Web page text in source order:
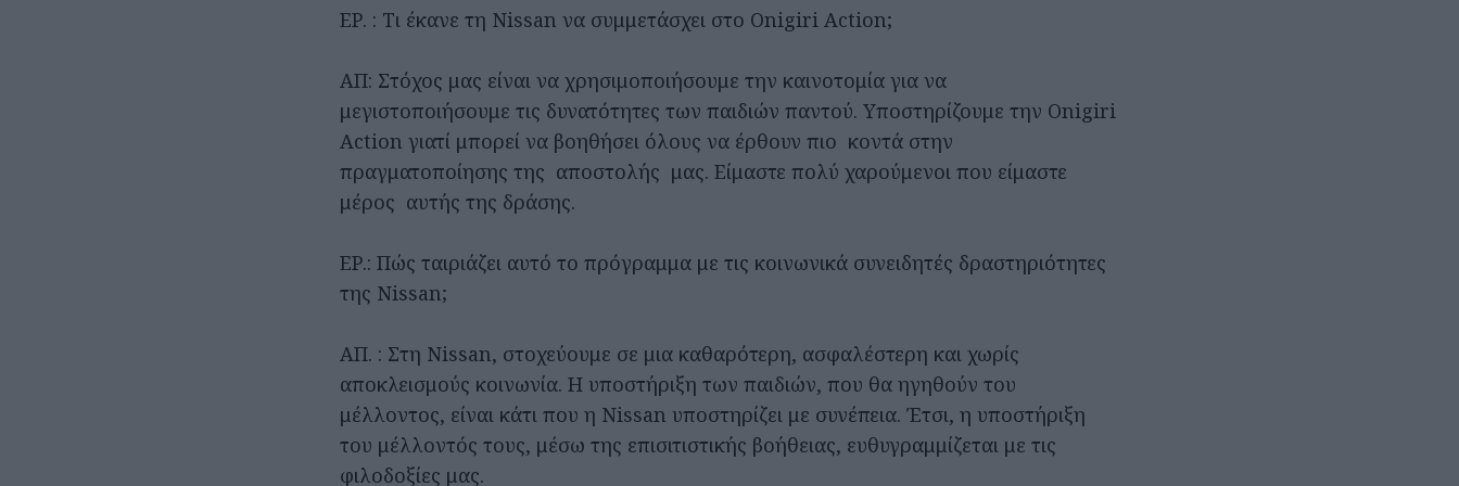
ΕΡ. : Τι έκανε τη Nissan να συμμετάσχει στο Onigiri Action;
ΑΠ: Στόχος μας είναι να χρησιμοποιήσουμε την καινοτομία για να
μεγιστοποιήσουμε τις δυνατότητες των παιδιών παντού. Υποστηρίζουμε την Onigiri
Action γιατί μπορεί να βοηθήσει όλους να έρθουν πιο κοντά στην
πραγματοποίησης της αποστολής μας. Είμαστε πολύ χαρούμενοι που είμαστε
μέρος αυτής της δράσης.
ΕΡ.: Πώς ταιριάζει αυτό το πρόγραμμα με τις κοινωνικά συνειδητές δραστηριότητες
της Nissan;
ΑΠ. : Στη Nissan, στοχεύουμε σε μια καθαρότερη, ασφαλέστερη και χωρίς
αποκλεισμούς κοινωνία. Η υποστήριξη των παιδιών, που θα ηγηθούν του
μέλλοντος, είναι κάτι που η Nissan υποστηρίζει με συνέπεια. Έτσι, η υποστήριξη
του μέλλοντός τους, μέσω της επισιτιστικής βοήθειας, ευθυγραμμίζεται με τις
φιλοδοξίες μας.